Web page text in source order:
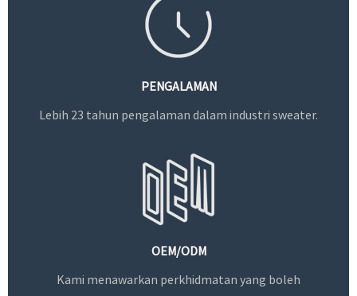
PENGALAMAN
Lebih 23 tahun pengalaman dalam industri sweater.
OEM/ODM
Kami menawarkan perkhidmatan yang boleh